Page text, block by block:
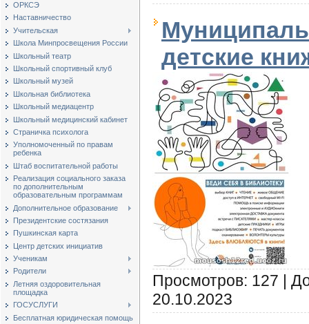
ОРКСЭ
Наставничество
Учительская
Школа Минпросвещения России
Школьный театр
Школьный спортивный клуб
Школьный музей
Школьная библиотека
Школьный медиацентр
Школьный медицинский кабинет
Страничка психолога
Уполномоченный по правам
ребенка
Штаб воспитательной работы
Реализация социального заказа
по дополнительным
образовательным программам
Дополнительное образование
Президентские состязания
Пушкинская карта
Центр детских инициатив
Ученикам
Родители
Летняя оздоровительная
площадка
ГОСУСЛУГИ
Бесплатная юридическая помощь
детские
Просмотров: 127 |
20.10.2023